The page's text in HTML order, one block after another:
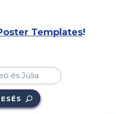
Templates!